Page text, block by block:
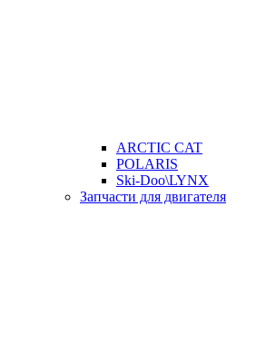
ARCTIC CAT
POLARIS
Ski-Doo\LYNX
Запчасти для двигателя